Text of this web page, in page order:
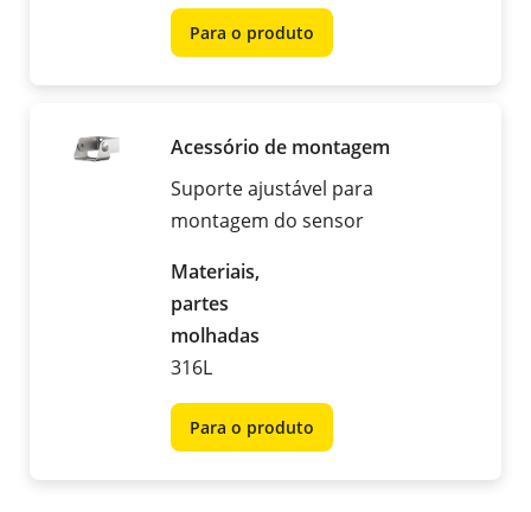
Para o produto
Acessório de montagem
Suporte ajustável para
montagem do sensor
Materiais,
partes
molhadas
316L
Para o produto